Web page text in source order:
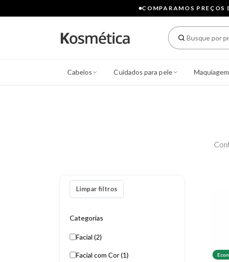
COMPARAMOS PREÇOS
Cabelos Cuidados para pele Maquiagem
Limpar filtros
Categorias
Facial (2)
Facial com Cor (1)